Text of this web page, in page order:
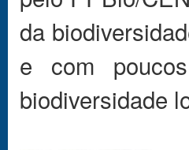
da
e com
biodiversidade